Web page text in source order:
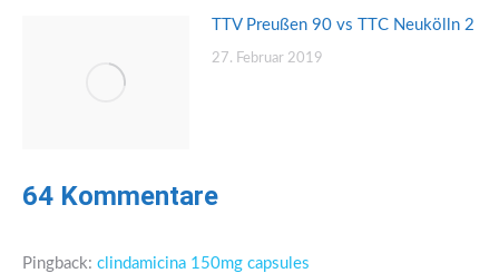
TTV Preußen 90 vs TTC Neukölln 2
27. Februar 2019
64 Kommentare
Pingback: clindamicina 150mg capsules